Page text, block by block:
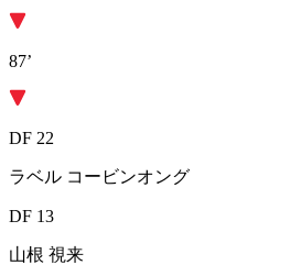
87’
DF 22
ラベル コービンオング
DF 13
山根 視来